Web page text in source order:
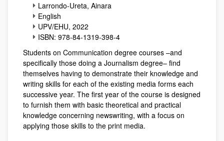
Larrondo-Ureta, Ainara
English
UPV/EHU, 2022
ISBN: 978-84-1319-398-4
Students on Communication degree courses –and
specifically those doing a Journalism degree– find
themselves having to demonstrate their knowledge and
writing skills for each of the existing media forms each
successive year. The first year of the course is designed
to furnish them with basic theoretical and practical
knowledge concerning newswriting, with a focus on
applying those skills to the print media.